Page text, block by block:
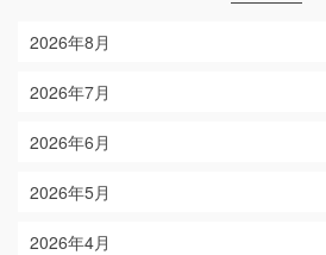
2026年8月
2026年7月
2026年6月
2026年5月
2026年4月